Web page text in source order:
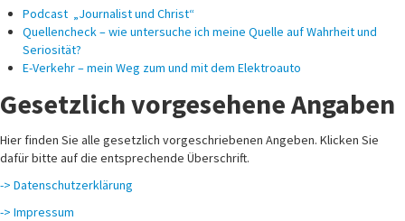
Podcast „Journalist und Christ“
Quellencheck – wie untersuche ich meine Quelle auf Wahrheit und
Seriosität?
E-Verkehr – mein Weg zum und mit dem Elektroauto
Gesetzlich vorgesehene Angaben
Hier finden Sie alle gesetzlich vorgeschriebenen Angeben. Klicken Sie
dafür bitte auf die entsprechende Überschrift.
-> Datenschutzerklärung
-> Impressum